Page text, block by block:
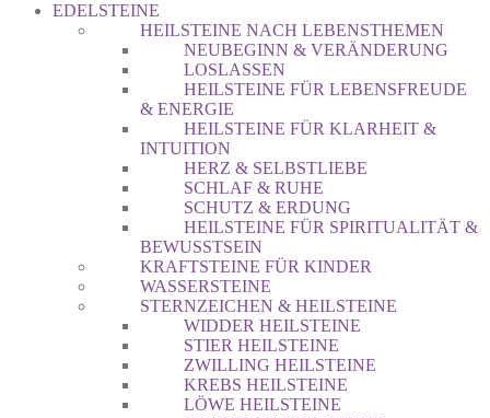
EDELSTEINE
HEILSTEINE NACH LEBENSTHEMEN
NEUBEGINN & VERÄNDERUNG
LOSLASSEN
HEILSTEINE FÜR LEBENSFREUDE
& ENERGIE
HEILSTEINE FÜR KLARHEIT &
INTUITION
HERZ & SELBSTLIEBE
SCHLAF & RUHE
SCHUTZ & ERDUNG
HEILSTEINE FÜR SPIRITUALITÄT &
BEWUSSTSEIN
KRAFTSTEINE FÜR KINDER
WASSERSTEINE
STERNZEICHEN & HEILSTEINE
WIDDER HEILSTEINE
STIER HEILSTEINE
ZWILLING HEILSTEINE
KREBS HEILSTEINE
LÖWE HEILSTEINE